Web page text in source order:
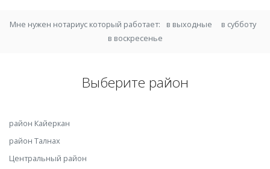
Мне нужен нотариус который работает: в выходные
в субботу
в воскресенье
Выберите район
район Кайеркан
район Талнах
Центральный район